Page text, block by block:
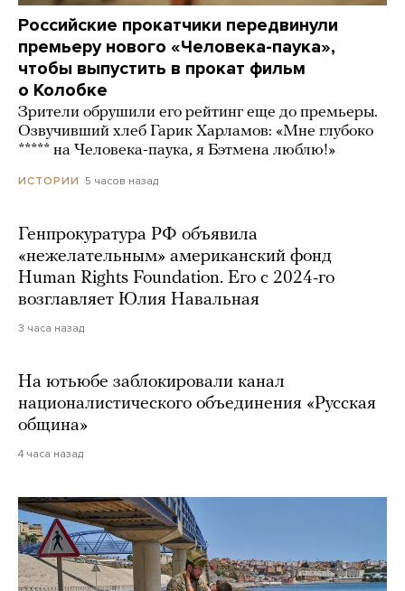
Российские прокатчики передвинули
премьеру нового «Человека-паука»,
чтобы выпустить в прокат фильм
о Колобке
Зрители обрушили его рейтинг еще до премьеры.
Озвучивший хлеб Гарик Харламов: «Мне глубоко
***** на Человека-паука, я Бэтмена люблю!»
ИСТОРИИ 5 часов назад
Генпрокуратура РФ объявила
«нежелательным» американский фонд
Human Rights Foundation. Его с 2024-го
возглавляет Юлия Навальная
3 часа назад
На ютьюбе заблокировали канал
националистического объединения «Русская
община»
4 часа назад